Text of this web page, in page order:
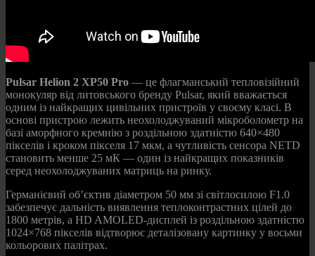
Pulsar Helion 2 XP50 Pro — це флагманський тепловізійний
монокуляр від литовського бренду Pulsar, який вважається
одним із найкращих цивільних пристроїв у своєму класі. В
основі пристрою лежить неохолоджуваний мікроболометр на
базі аморфного кремнію з роздільною здатністю 640×480
пікселів і кроком пікселя 17 мкм, а чутливість сенсора NETD
становить менше 25 мК — один із найкращих показників
серед неохолоджуваних матриць на ринку.
Германієвий об’єктив діаметром 50 мм зі світлосилою F1.0
забезпечує дальність виявлення теплоконтрастних цілей до
1800 метрів, а HD AMOLED-дисплей із роздільною здатністю
1024×768 пікселів відтворює деталізовану картинку у восьми
кольорових палітрах.